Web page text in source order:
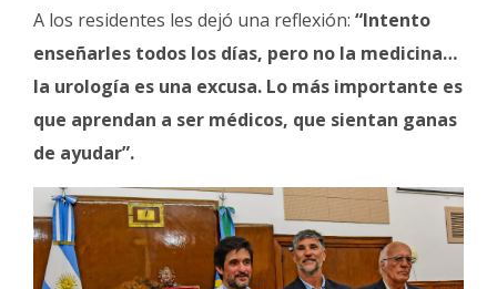
A los residentes les dejó una reflexión: “Intento
enseñarles todos los días, pero no la medicina…
la urología es una excusa. Lo más importante es
que aprendan a ser médicos, que sientan ganas
de ayudar”.